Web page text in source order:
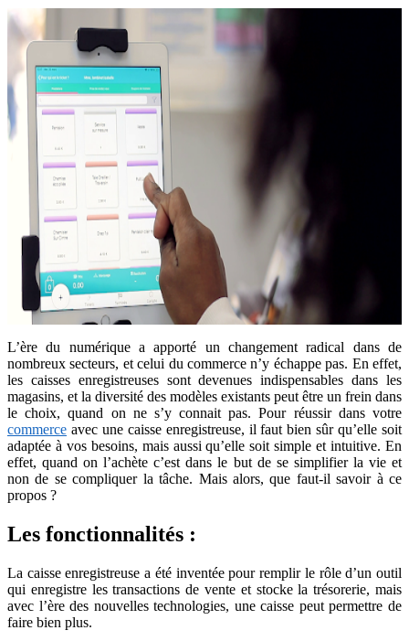
L’ère du numérique a apporté un changement radical dans de
nombreux secteurs, et celui du commerce n’y échappe pas. En effet,
les caisses enregistreuses sont devenues indispensables dans les
magasins, et la diversité des modèles existants peut être un frein dans
le choix, quand on ne s’y connait pas. Pour réussir dans votre
commerce avec une caisse enregistreuse, il faut bien sûr qu’elle soit
adaptée à vos besoins, mais aussi qu’elle soit simple et intuitive. En
effet, quand on l’achète c’est dans le but de se simplifier la vie et
non de se compliquer la tâche. Mais alors, que faut-il savoir à ce
propos ?
Les fonctionnalités :
La caisse enregistreuse a été inventée pour remplir le rôle d’un outil
qui enregistre les transactions de vente et stocke la trésorerie, mais
avec l’ère des nouvelles technologies, une caisse peut permettre de
faire bien plus.